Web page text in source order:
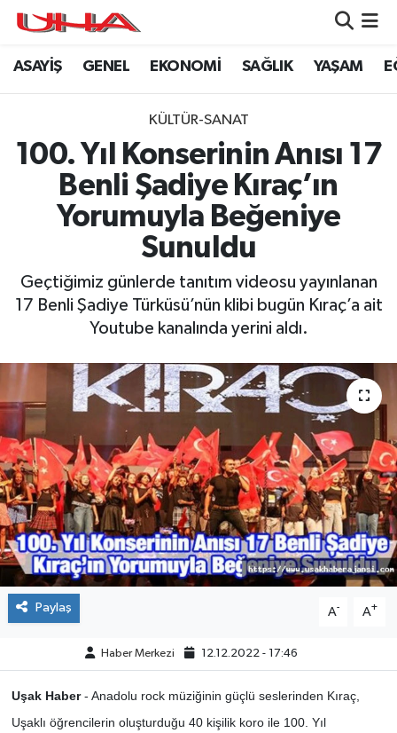
ASAYİŞ GENEL EKONOMİ SAĞLIK YAŞAM
KÜLTÜR-SANAT
100. Yıl Konserinin Anısı 17
Benli Şadiye Kıraç’ın
Yorumuyla Beğeniye
Sunuldu
Geçtiğimiz günlerde tanıtım videosu yayınlanan
17 Benli Şadiye Türküsü’nün klibi bugün Kıraç’a ait
Youtube kanalında yerini aldı.
Paylaş A- A+
Haber Merkezi 12.12.2022 - 17:46
Uşak Haber- Anadolu rock müziğinin güçlü seslerinden Kıraç,
Uşaklı öğrencilerin oluşturduğu 40 kişilik koro ile 100. Yıl
ASAYİŞ
GENEL
YAŞAM
LEZETLERİMİZ
EKONOMİ
EĞİTİM
DÜNYA
HABERDE İNSAN
BİLİM VE TEKNOLOJİ
KAMPANYALAR
KÜLTÜR-SANAT
Magazin
Nöbetçi Eczaneler
Namaz Vakitleri
Trafik Durumu
Puan Durumu ve Fikstür
Tüm Manşetler
Son Dakika Haberleri
Haber Arşivi